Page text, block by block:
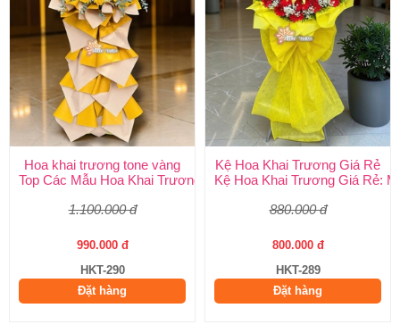
Hoa khai trương tone vàng
Top Các Mẫu Hoa Khai Trương Tone Vàng Đẹp, Sang Trọng,
1.100.000 đ
990.000 đ
HKT-290
Đặt hàng
Kệ Hoa Khai Trương Giá Rẻ
Kệ Hoa Khai Trương Giá Rẻ:
880.000 đ
800.000 đ
HKT-289
Đặt hàng